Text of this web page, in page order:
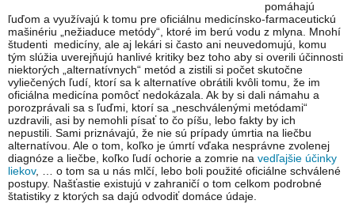
pomáhajú
ľuďom a využívajú k tomu pre oficiálnu medicínsko-farmaceutickú
mašinériu „nežiaduce metódy“, ktoré im berú vodu z mlyna. Mnohí
študenti medicíny, ale aj lekári si často ani neuvedomujú, komu
tým slúžia uverejňujú hanlivé kritiky bez toho aby si overili účinnosti
niektorých „alternatívnych“ metód a zistili si počet skutočne
vyliečených ľudí, ktorí sa k alternatíve obrátili kvôli tomu, že im
oficiálna medicína pomôcť nedokázala. Ak by si dali námahu a
porozprávali sa s ľuďmi, ktorí sa „neschválenými metódami“
uzdravili, asi by nemohli písať to čo píšu, lebo fakty by ich
nepustili. Sami priznávajú, že nie sú prípady úmrtia na liečbu
alternatívou. Ale o tom, koľko je úmrtí vďaka nesprávne zvolenej
diagnóze a liečbe, koľko ľudí ochorie a zomrie na vedľajšie účinky
liekov, … o tom sa u nás mlčí, lebo boli použité oficiálne schválené
postupy. Našťastie existujú v zahraničí o tom celkom podrobné
štatistiky z ktorých sa dajú odvodiť domáce údaje.